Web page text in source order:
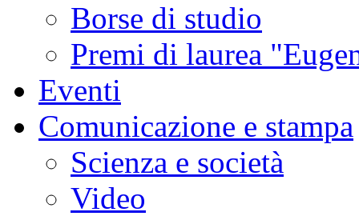
Borse di studio
Premi di laurea
Eventi
Comunicazione e stampa
Scienza e società
Video